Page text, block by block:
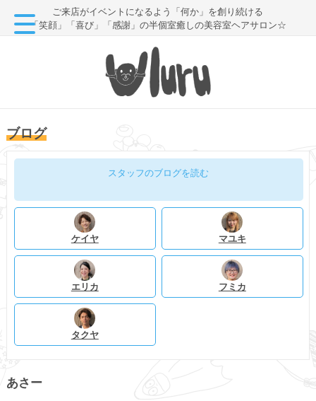
ご来店がイベントになるよう「何か」を創り続ける
「笑顔」「喜び」「感謝」の半個室癒しの美容室ヘアサロン☆
ブログ
スタッフのブログを読む
ケイヤ マユキ
エリカ フミカ
タクヤ
あさー